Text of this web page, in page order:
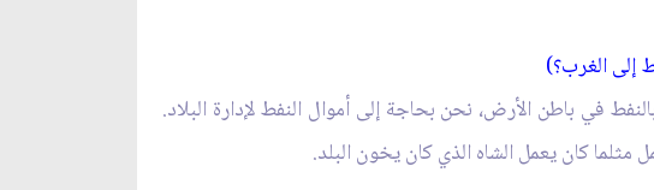
إلى الغرب؟)
في باطن الأرض، نحن بحاجة إلى أموال النفط لإدارة البلاد.
كان يعمل الشاه الذي كان يخون البلد.